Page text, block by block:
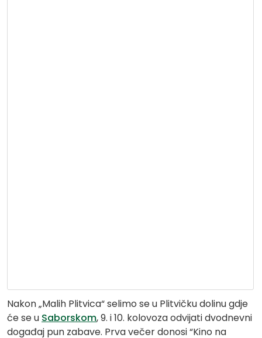
Nakon „Malih Plitvica“ selimo se u Plitvičku dolinu gdje
će se u Saborskom, 9. i 10. kolovoza odvijati dvodnevni
događaj pun zabave. Prva večer donosi “Kino na